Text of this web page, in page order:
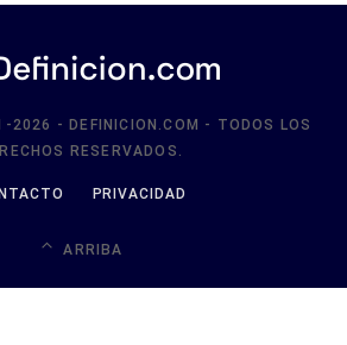
2026 - DEFINICION.COM - TODOS LOS
RESERVADOS.
PRIVACIDAD
ARRIBA